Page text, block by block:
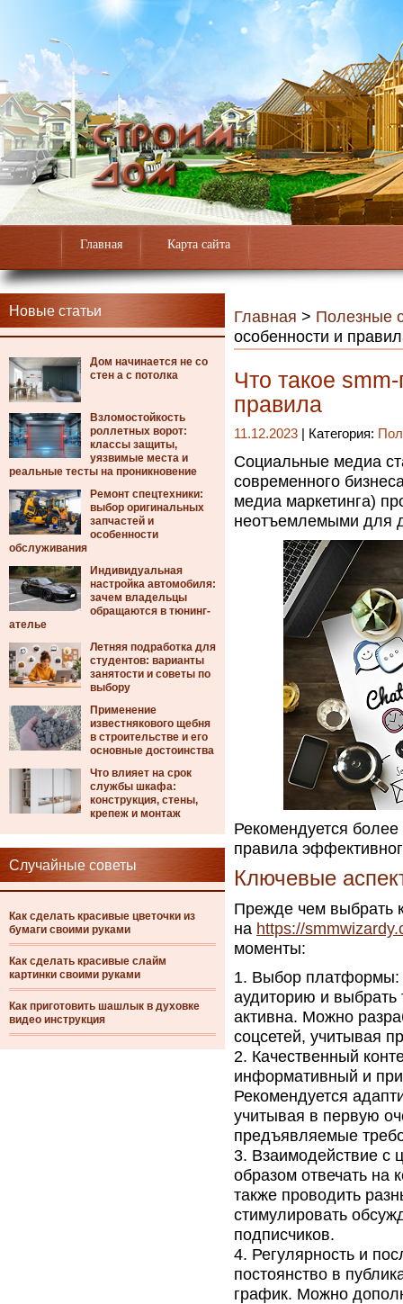
Главная Карта сайта
Новые статьи
Дом начинается не со
стен а с потолка
Взломостойкость
роллетных ворот:
классы защиты,
уязвимые места и
реальные тесты на проникновение
Ремонт спецтехники:
выбор оригинальных
запчастей и
особенности
обслуживания
Индивидуальная
настройка автомобиля:
зачем владельцы
обращаются в тюнинг-
ателье
Летняя подработка для
студентов: варианты
занятости и советы по
выбору
Применение
известнякового щебня
в строительстве и его
основные достоинства
Что влияет на срок
службы шкафа:
конструкция, стены,
крепеж и монтаж
Случайные советы
Как сделать красивые цветочки из
бумаги своими руками
Как сделать красивые слайм
картинки своими руками
Как приготовить шашлык в духовке
видео инструкция
Главная > Полезные
особенности и
Что такое
правила
11.12.2023 | Категория:
Социальные медиа
современного
медиа маркетинга)
неотъемлемыми для
Рекомендуется
правила
Ключевые
Прежде чем выбрать
на https://
моменты:
Выбор платформы:
аудиторию и
активна. Можно
соцсетей, учитывая
Качественный
информативный и при
Рекомендуется
учитывая в первую
предъявляемые
Взаимодействие с
образом отвечать на
также проводить
стимулировать
подписчиков.
Регулярность и
постоянство в
график. Можно